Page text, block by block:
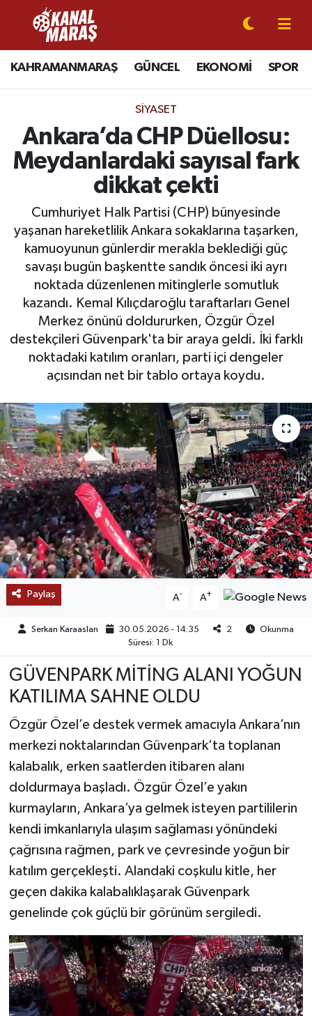
KAHRAMANMARAŞ GÜNCEL EKONOMİ SPOR
SIYASET
Ankara’da CHP Düellosu:
Meydanlardaki sayısal fark
dikkat çekti
Cumhuriyet Halk Partisi (CHP) bünyesinde
yaşanan hareketlilik Ankara sokaklarına taşarken,
kamuoyunun günlerdir merakla beklediği güç
savaşı bugün başkentte sandık öncesi iki ayrı
noktada düzenlenen mitinglerle somutluk
kazandı. Kemal Kılıçdaroğlu taraftarları Genel
Merkez önünü doldururken, Özgür Özel
destekçileri Güvenpark'ta bir araya geldi. İki farklı
noktadaki katılım oranları, parti içi dengeler
açısından net bir tablo ortaya koydu.
Paylaş A- A+
Serkan Karaaslan 30.05.2026 - 14:35 2
Okunma
Süresi: 1 Dk
GÜVENPARK MİTİNG ALANI YOĞUN
KATILIMA SAHNE OLDU
Özgür Özel’e destek vermek amacıyla Ankara’nın
merkezi noktalarından Güvenpark’ta toplanan
kalabalık, erken saatlerden itibaren alanı
doldurmaya başladı. Özgür Özel’e yakın
kurmayların, Ankara’ya gelmek isteyen partililerin
kendi imkanlarıyla ulaşım sağlaması yönündeki
çağrısına rağmen, park ve çevresinde yoğun bir
katılım gerçekleşti. Alandaki coşkulu kitle, her
geçen dakika kalabalıklaşarak Güvenpark
genelinde çok güçlü bir görünüm sergiledi.
CANLI YAYIN
KAHRAMANMARAŞ
SPOR
EKONOMİ
GÜNDEM
MAGAZİN
SAĞLIK
EĞİTİM
BÖLGE
KEŞFET
POPÜLER
DÜNYA
TREND
MEDYA
TEKNOLOJİ
YAŞAM
KÜLTÜR SANAT
Kahramanmaraş Nöbetçi Eczaneler
Kahramanmaraş Hava Durumu
Kahramanmaraş Trafik Yoğunluk Haritası
Süper Lig Puan Durumu ve Fikstür
Tüm Manşetler
Son Dakika Haberleri
Haber Arşivi